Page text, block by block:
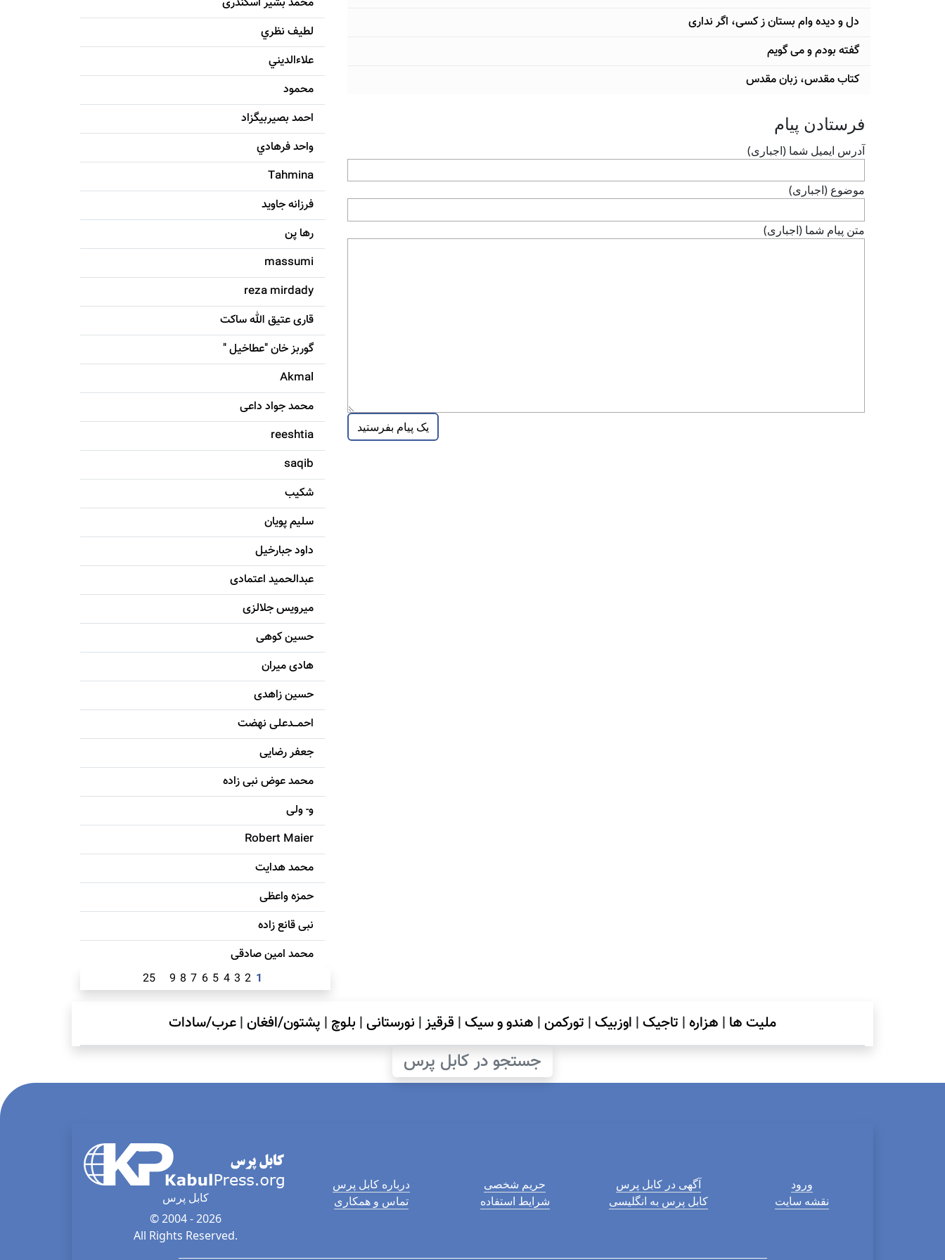
دل و دیده وام بستان ز کسی، اگر نداری
گفته بودم و می گویم
کتاب مقدس، زبان مقدس
فرستادن پيام
آدرس ايميل شما (اجباری)
موضوع (اجباری)
متن پيام شما (اجباری)
لطيف نظري
علاءالديني
محمود
احمد بصيربيگزاد
واحد فرهادي
Tahmina
فرزانه جاويد
رها پن
massumi
reza mirdady
قاری عتیق الله ساکت
گوربز خان "عطاخیل "
Akmal
محمد جواد داعی
reeshtia
saqib
شکيب
سليم پویان
داود جبارخیل
عبدالحمید اعتمادی
میرویس جلالزی
حسين کوهی
هادی ميران
حسين زاهدی
احمـــدعلی نهضت
جعفر رضایی
محمد عوض نبی زاده
و- ولی
Robert Maier
محمد هدایت
حمزه واعظی
نبی قانع زاده
محمد امين صادقی
1
2
3
4
5
6
7
8
9
25
ملیت ها | هزاره| تاجیک| اوزبیک| تورکمن| هندو و سیک| قرقیز| نورستانی| بلوچ | پشتون/افغان|عرب/سادات
جستجو در کابل پرس
کابل پرس
© 2004 - 2026
All Rights Reserved.
درباره کابل پرس
تماس و همکاری
حریم شخصی
شرایط استفاده
آگهی در کابل پرس
کابل پرس به انگلیسی
ورود
نقشه سایت